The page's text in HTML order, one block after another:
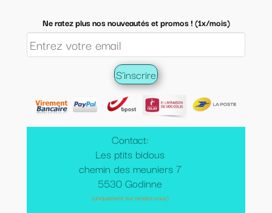
Contact:
Les ptits bidous
chemin des meuniers 7
5530 Godinne
(uniquement sur rendez-vous)
Ne ratez plus nos nouveautés et promos ! (1x/mois)